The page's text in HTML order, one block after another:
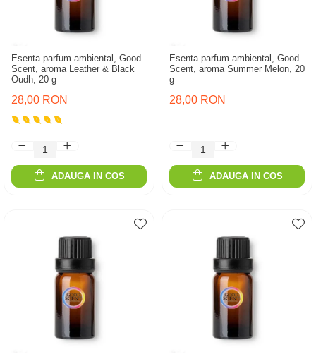
Esenta parfum ambiental, Good
Scent, aroma Leather & Black
Oudh, 20 g
28,00 RON
ADAUGA IN COS
Esenta parfum ambiental, Good
Scent, aroma Summer Melon, 20
g
28,00 RON
ADAUGA IN COS